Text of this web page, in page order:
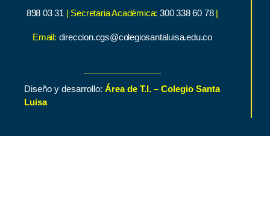
898 03 31 | Secretaria Académica:300 338 60 78 |
Email: direccion.cgs@colegiosantaluisa.edu.co
Diseño y desarrollo: Área de T.I. – Colegio Santa
Luisa